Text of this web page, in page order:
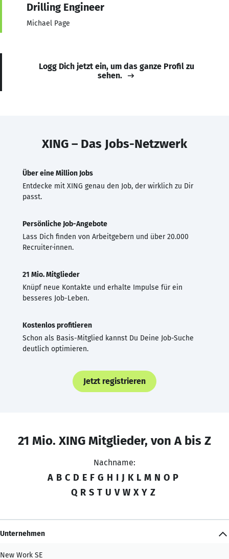
Drilling Engineer
Michael Page
Logg Dich jetzt ein, um das ganze Profil zu
sehen.
XING – Das Jobs-Netzwerk
Über eine Million Jobs
Entdecke mit XING genau den Job, der wirklich zu Dir
passt.
Persönliche Job-Angebote
Lass Dich finden von Arbeitgebern und über 20.000
Recruiter·innen.
21 Mio. Mitglieder
Knüpf neue Kontakte und erhalte Impulse für ein
besseres Job-Leben.
Kostenlos profitieren
Schon als Basis-Mitglied kannst Du Deine Job-Suche
deutlich optimieren.
Jetzt registrieren
21 Mio. XING Mitglieder, von A bis Z
Nachname:
A B C D E F G H I J K L M N O P
Q R S T U V W X Y Z
Unternehmen
New Work SE